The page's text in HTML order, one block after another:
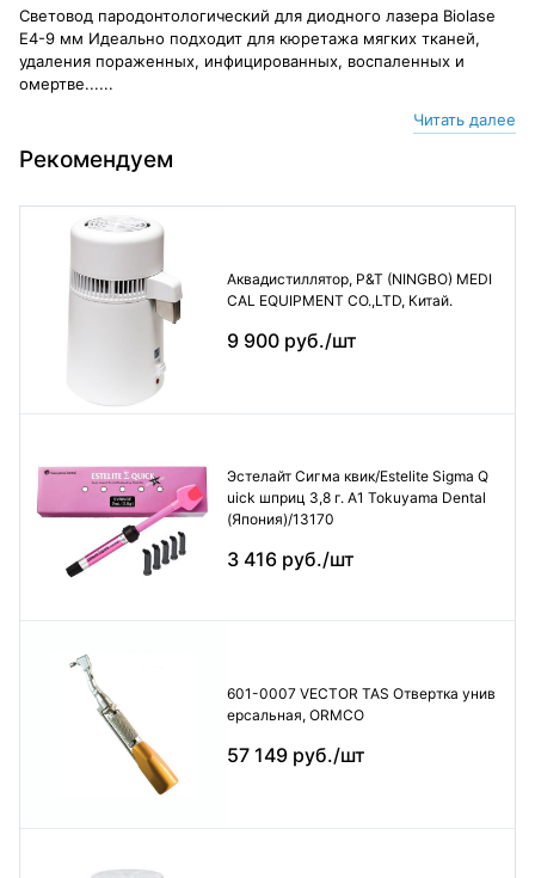
Световод пародонтологический для диодного лазера Biolase
E4-9 мм Идеально подходит для кюретажа мягких тканей,
удаления пораженных, инфицированных, воспаленных и
омертве......
Читать далее
Рекомендуем
Аквадистиллятор, P&T (NINGBO) MEDI
CAL EQUIPMENT CO.,LTD, Китай.
9 900 руб./шт
Эстелайт Сигма квик/Estelite Sigma Q
uick шприц 3,8 г. А1 Tokuyama Dental
(Япония)/13170
3 416 руб./шт
601-0007 VECTOR TAS Отвертка унив
ерсальная, ORMCO
57 149 руб./шт